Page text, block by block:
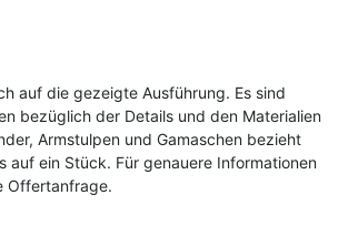
auf die gezeigte Ausführung. Es sind
bezüglich der Details und den Materialien
Armstulpen und Gamaschen bezieht
auf ein Stück. Für genauere Informationen
Offertanfrage.